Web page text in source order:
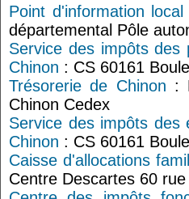
Point d'information
départemental Pôle
Service des impôts des
Chinon : CS 60161
Trésorerie de Chinon :
Chinon Cedex
Service des impôts des
Chinon : CS 60161
Caisse d'allocations
Centre Descartes 60